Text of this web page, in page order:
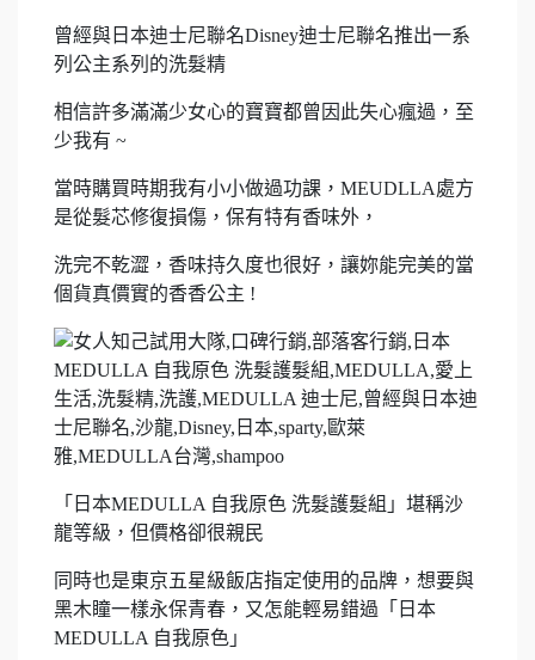
曾經與日本迪士尼聯名Disney迪士尼聯名推出一系
列公主系列的洗髮精
相信許多滿滿少女心的寶寶都曾因此失心瘋過，至
少我有 ~
當時購買時期我有小小做過功課，MEUDLLA處方
是從髮芯修復損傷，保有特有香味外，
洗完不乾澀，香味持久度也很好，讓妳能完美的當
個貨真價實的香香公主 !
「日本MEDULLA 自我原色 洗髮護髮組」堪稱沙
龍等級，但價格卻很親民
同時也是東京五星級飯店指定使用的品牌，想要與
黑木瞳一樣永保青春，又怎能輕易錯過「日本
MEDULLA 自我原色」